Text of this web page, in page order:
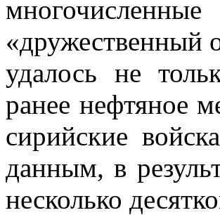
«дружественный
удалось не
ранее нефтяное
сирийские
данным, в
несколько